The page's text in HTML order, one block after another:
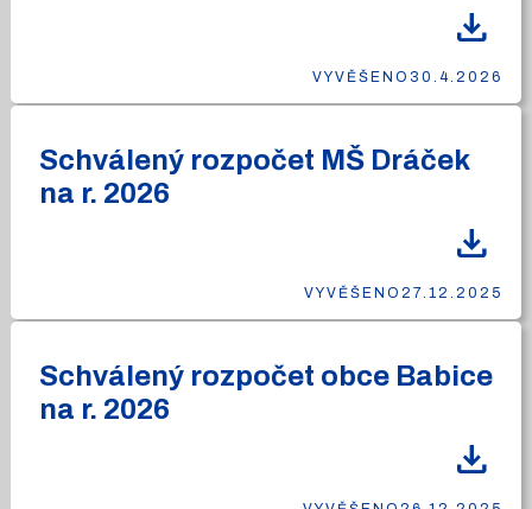
download
VYVĚŠENO 30.4.2026
Schválený rozpočet MŠ Dráček
na r. 2026
download
VYVĚŠENO 27.12.2025
Schválený rozpočet obce Babice
na r. 2026
download